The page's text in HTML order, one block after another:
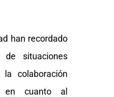
han recordado
situaciones
la colaboración
en cuanto al